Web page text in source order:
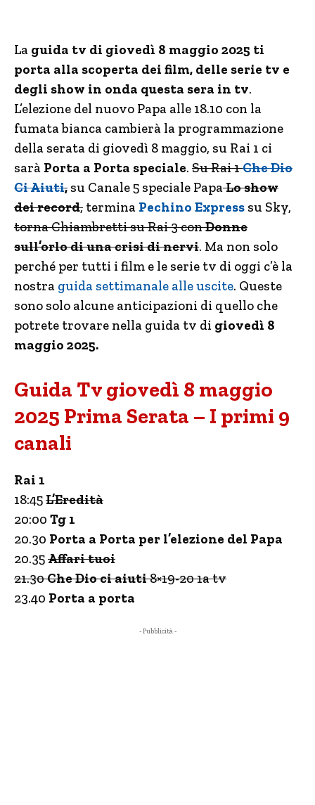
La guida tv di giovedì 8 maggio 2025 ti
porta alla scoperta dei film, delle serie tv e
degli show in onda questa sera in tv.
L’elezione del nuovo Papa alle 18.10 con la
fumata bianca cambierà la programmazione
della serata di giovedì 8 maggio, su Rai 1 ci
sarà Porta a Porta speciale. Su Rai 1Che Dio
Ci Aiuti, su Canale 5 speciale PapaLo show
dei record, termina Pechino Express su Sky,
torna Chiambretti su Rai 3 conDonne
sull’orlo di una crisi di nervi. Ma non solo
perché per tutti i film e le serie tv di oggi c’è la
nostra guida settimanale alle uscite. Queste
sono solo alcune anticipazioni di quello che
potrete trovare nella guida tv di giovedì 8
maggio 2025.
Guida Tv giovedì 8 maggio
2025 Prima Serata – I primi 9
canali
Rai 1
18:45L’Eredità
20:00 Tg 1
20.30 Porta a Porta per l’elezione del Papa
20.35Affari tuoi
21.30Che Dio ci aiuti8×19-20 1a tv
23.40 Porta a porta
- Pubblicità -